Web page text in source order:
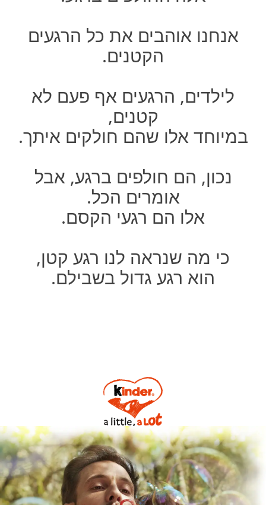
אנחנו אוהבים את כל הרגעים
הקטנים.
לילדים, הרגעים אף פעם לא
קטנים,
במיוחד אלו שהם חולקים איתך.
נכון, הם חולפים ברגע, אבל
אומרים הכל.
אלו הם רגעי הקסם.
כי מה שנראה לנו רגע קטן,
הוא רגע גדול בשבילם.